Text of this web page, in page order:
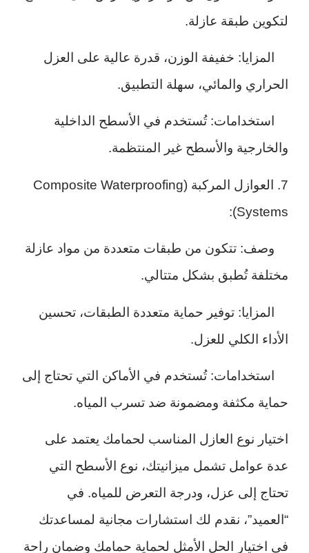
لتكوين طبقة عازلة.
المزايا: خفيفة الوزن، قدرة عالية على العزل
الحراري والمائي، سهلة التطبيق.
استخدامات: تُستخدم في الأسطح الداخلية
والخارجية والأسطح غير المنتظمة.
7. العوازل المركبة (Composite Waterproofing
Systems):
وصف: تتكون من طبقات متعددة من مواد عازلة
مختلفة تُطبق بشكل متتالي.
المزايا: توفير حماية متعددة الطبقات، تحسين
الأداء الكلي للعزل.
استخدامات: تُستخدم في الأماكن التي تحتاج إلى
حماية مكثفة ومضمونة ضد تسرب المياه.
اختيار نوع العازل المناسب لحمامك يعتمد على
عدة عوامل تشمل ميزانيتك، نوع الأسطح التي
تحتاج إلى عزل، ودرجة التعرض للمياه. في
“العميد”، نقدم لك استشارات مجانية لمساعدتك
في اختيار الحل الأمثل لحماية حمامك وضمان راحة